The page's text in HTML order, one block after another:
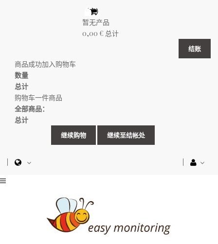
（空）
暂无产品
0,00 € 总计
结账
商品成功加入购物车
数量
总计
购物车一件商品
全部商品：
总计
继续购物 继续至结帐处